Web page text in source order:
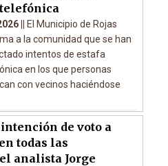
||
El Municipio de Rojas
a la comunidad que se han
intentos de estafa
en los que personas
con vecinos haciéndose
de voto a
todas las
analista Jorge